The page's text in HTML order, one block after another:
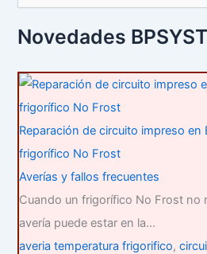
c
a
p
r
:
Novedades BPSYST
Reparación de circuito impreso en
frigorífico No Frost
Averías y fallos frecuentes
Cuando un frigorífico No Frost no
avería puede estar en la…
averia temperatura frigorifico,